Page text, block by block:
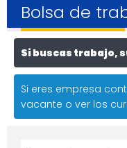
Bolsa de
Si buscas trabajo,
Si eres empresa
vacante o ver los